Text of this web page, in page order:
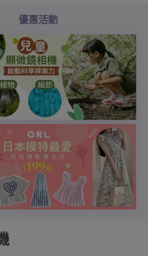
優惠活動